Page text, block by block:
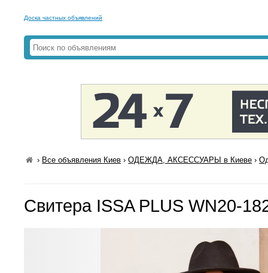
Доска частных объявлений
› Все объявления Киев ›ОДЕЖДА, АКСЕССУАРЫ в Киеве ›
Свитера ISSA PLUS WN20-